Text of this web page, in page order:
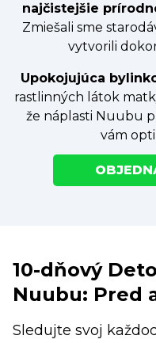
najčistejšie
Zmiešali sme
vytvorili
Upokojujúca
rastlinných látok
že náplasti Nuubu
vám
10-dňový
Nuubu: Pred
Sledujte svoj